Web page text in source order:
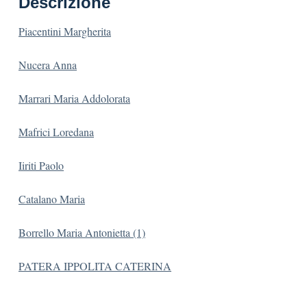
Piacentini Margherita
Nucera Anna
Marrari Maria Addolorata
Mafrici Loredana
Iiriti Paolo
Catalano Maria
Borrello Maria Antonietta (1)
PATERA IPPOLITA CATERINA